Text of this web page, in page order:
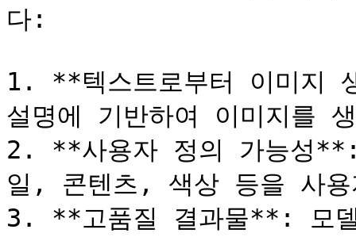
다:
1. **텍스트로부터 이미지
설명에 기반하여 이미지를
2. **사용자 정의 가능성**:
일, 콘텐츠, 색상 등을 사
3. **고품질 결과물**: 모델